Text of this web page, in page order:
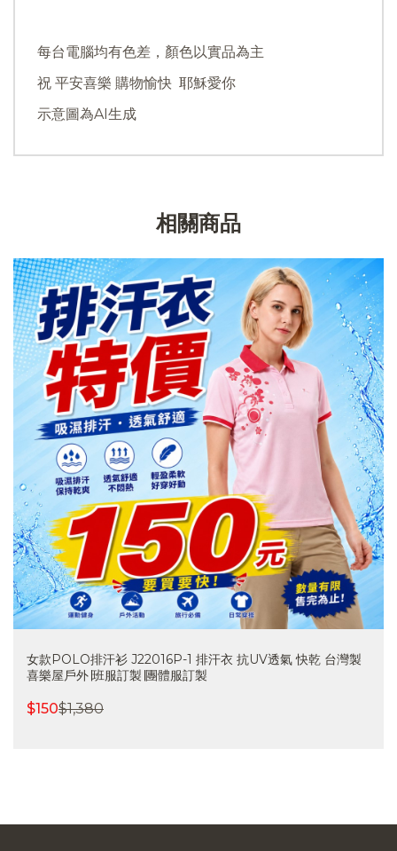
每台電腦均有色差，顏色以實品為主
祝 平安喜樂 購物愉快 耶穌愛你
示意圖為AI生成
相關商品
女款POLO排汗衫 J22016P-1 排汗衣 抗UV透氣 快乾 台灣製
喜樂屋戶外∣班服訂製∣團體服訂製
$150$1,380